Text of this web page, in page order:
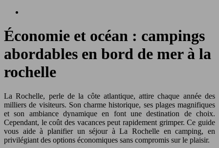
Économie et océan : campings
abordables en bord de mer à la
rochelle
La Rochelle, perle de la côte atlantique, attire chaque année des
milliers de visiteurs. Son charme historique, ses plages magnifiques
et son ambiance dynamique en font une destination de choix.
Cependant, le coût des vacances peut rapidement grimper. Ce guide
vous aide à planifier un séjour à La Rochelle en camping, en
privilégiant des options économiques sans compromis sur le plaisir.